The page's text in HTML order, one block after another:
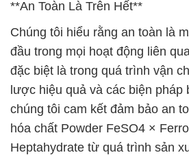
**An Toàn Là Trên Hết**
Chúng tôi hiểu rằng an toàn là
đầu trong mọi hoạt động liên
đặc biệt là trong quá trình vận
lược hiệu quả và các biện pháp
chúng tôi cam kết đảm bảo an
hóa chất Powder FeSO4 ×
Heptahydrate từ quá trình sản